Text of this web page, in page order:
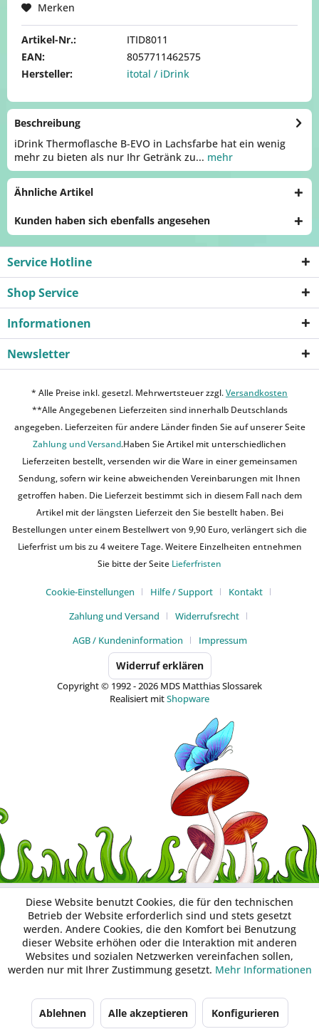
Merken
Artikel-Nr.:
ITID8011
EAN:
8057711462575
Hersteller:
itotal / iDrink
Beschreibung
iDrink Thermoflasche B-EVO in Lachsfarbe hat ein wenig
mehr zu bieten als nur Ihr Getränk zu... mehr
Ähnliche Artikel
Kunden haben sich ebenfalls angesehen
Service Hotline
Shop Service
Informationen
Newsletter
* Alle Preise inkl. gesetzl. Mehrwertsteuer zzgl.Versandkosten
**Alle Angegebenen Lieferzeiten sind innerhalb Deutschlands
angegeben. Lieferzeiten für andere Länder finden Sie auf unserer Seite
Zahlung und Versand.Haben Sie Artikel mit unterschiedlichen
Lieferzeiten bestellt, versenden wir die Ware in einer gemeinsamen
Sendung, sofern wir keine abweichenden Vereinbarungen mit Ihnen
getroffen haben. Die Lieferzeit bestimmt sich in diesem Fall nach dem
Artikel mit der längsten Lieferzeit den Sie bestellt haben. Bei
Bestellungen unter einem Bestellwert von 9,90 Euro, verlängert sich die
Lieferfrist um bis zu 4 weitere Tage. Weitere Einzelheiten entnehmen
Sie bitte der Seite Lieferfristen
Cookie-Einstellungen Hilfe / Support
Kontakt
Zahlung und Versand
Widerrufsrecht
AGB / Kundeninformation
Impressum
Widerruf erklären
Copyright © 1992 - 2026 MDS Matthias Slossarek
Realisiert mitShopware
Diese Website benutzt Cookies, die für den technischen
Betrieb der Website erforderlich sind und stets gesetzt
werden. Andere Cookies, die den Komfort bei Benutzung
dieser Website erhöhen oder die Interaktion mit anderen
Websites und sozialen Netzwerken vereinfachen sollen,
werden nur mit Ihrer Zustimmung gesetzt. Mehr Informationen
Ablehnen Alle akzeptieren Konfigurieren